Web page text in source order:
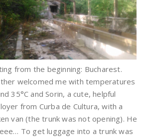
from the beginning: Bucharest.
welcomed me with temperatures
35°C and Sorin, a cute, helpful
from Curba de Cultura, with a
van (the trunk was not opening). He
To get luggage into a trunk was